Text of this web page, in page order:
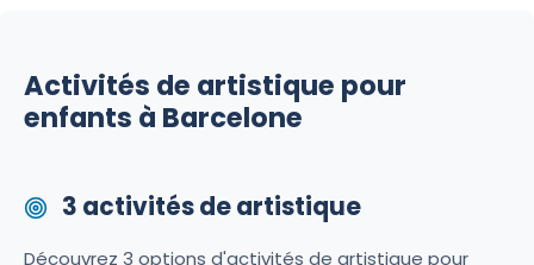
Activités de artistique pour
enfants à Barcelone
3 activités de artistique
Découvrez 3 options d'activités de artistique pour